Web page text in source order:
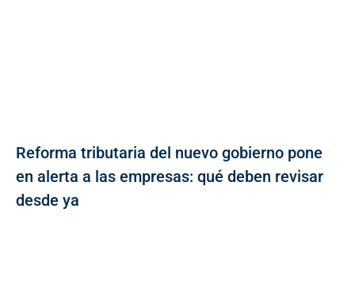
Reforma tributaria del nuevo gobierno pone
en alerta a las empresas: qué deben revisar
desde ya